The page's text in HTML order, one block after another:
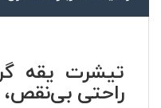
راحتی بی‌نقص،